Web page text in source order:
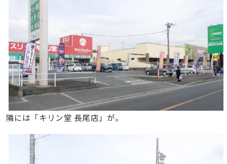
隣には「キリン堂 長尾店」が。